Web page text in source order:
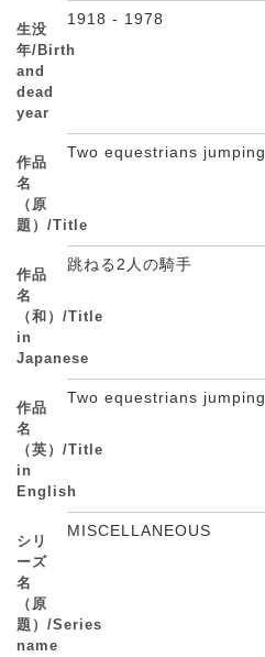
生没
年/Birth
and
dead
year
1918 - 1978
作品
名
（原
題）/Title
Two equestrians jumping
作品
名
（和）/Title
in
Japanese
跳ねる2人の騎手
作品
名
（英）/Title
in
English
Two equestrians jumping
シリ
ーズ
名
（原
題）/Series
name
MISCELLANEOUS